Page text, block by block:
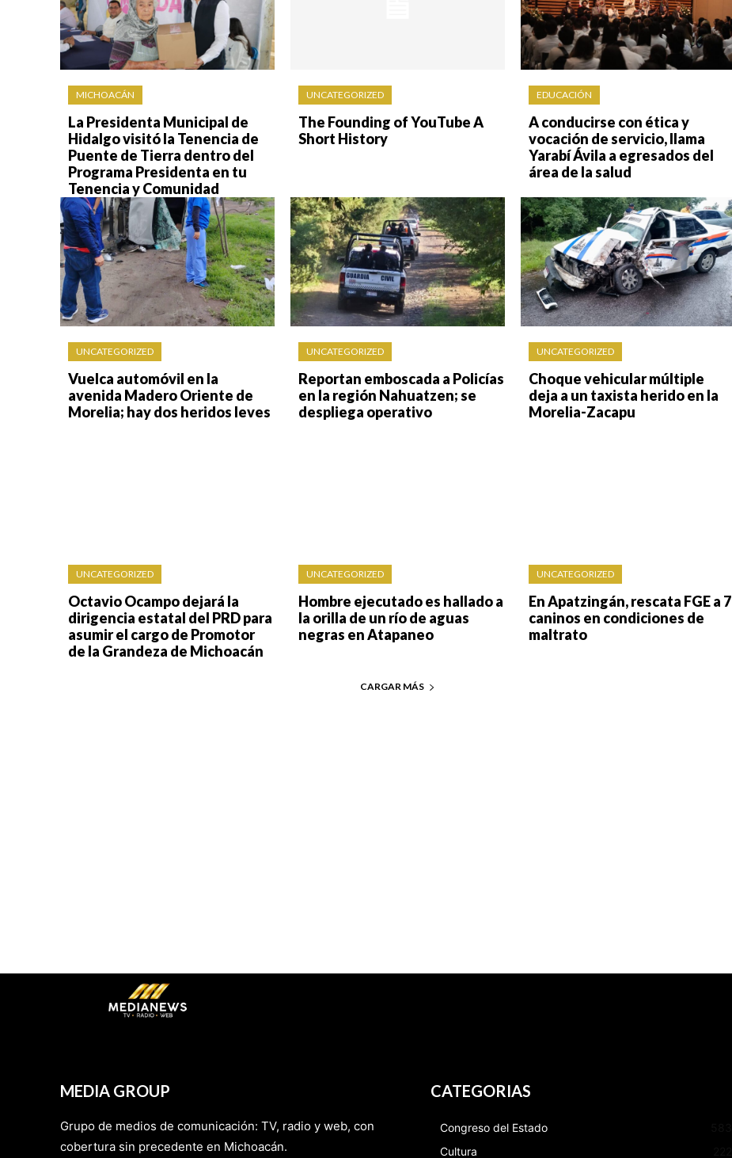
MICHOACÁN
La Presidenta Municipal de
Hidalgo visitó la Tenencia de
Puente de Tierra dentro del
Programa Presidenta en tu
Tenencia y Comunidad
UNCATEGORIZED
The Founding of YouTube A
Short History
EDUCACIÓN
A conducirse con ética y
vocación de servicio, llama
Yarabí Ávila a egresados del
área de la salud
UNCATEGORIZED
Vuelca automóvil en la
avenida Madero Oriente de
Morelia; hay dos heridos leves
UNCATEGORIZED
Reportan emboscada a Policías
en la región Nahuatzen; se
despliega operativo
UNCATEGORIZED
Choque vehicular múltiple
deja a un taxista herido en la
Morelia-Zacapu
UNCATEGORIZED
Octavio Ocampo dejará la
dirigencia estatal del PRD para
asumir el cargo de Promotor
de la Grandeza de Michoacán
UNCATEGORIZED
Hombre ejecutado es hallado a
la orilla de un río de aguas
negras en Atapaneo
UNCATEGORIZED
En Apatzingán, rescata FGE a 7
caninos en condiciones de
maltrato
CARGAR MÁS
MEDIA GROUP
Grupo de medios de comunicación: TV, radio y web, con
cobertura sin precedente en Michoacán.
CATEGORIAS
Congreso del Estado
Cultura